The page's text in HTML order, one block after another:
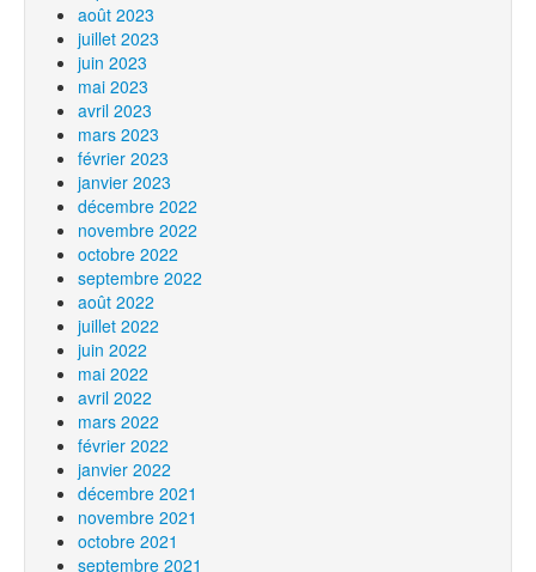
août 2023
juillet 2023
juin 2023
mai 2023
avril 2023
mars 2023
février 2023
janvier 2023
décembre 2022
novembre 2022
octobre 2022
septembre 2022
août 2022
juillet 2022
juin 2022
mai 2022
avril 2022
mars 2022
février 2022
janvier 2022
décembre 2021
novembre 2021
octobre 2021
septembre 2021